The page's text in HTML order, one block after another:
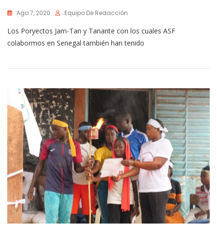
Ago 7, 2020 Equipo De Redacción
Los Poryectos Jam-Tan y Tanante con los cuales ASF
colabormos en Senegal también han tenido